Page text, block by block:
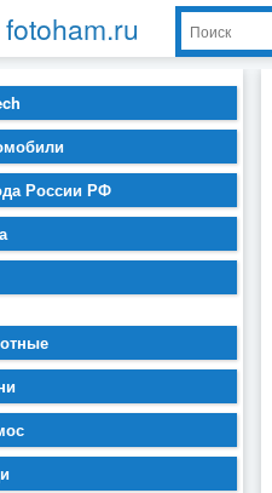
fotoham.ru
России РФ